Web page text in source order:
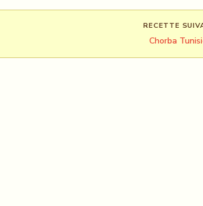
RECETTE
Chorba